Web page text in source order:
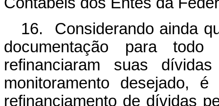
16. Considerando ainda
documentação para
refinanciaram suas
monitoramento desejado,
refinanciamento de dívidas